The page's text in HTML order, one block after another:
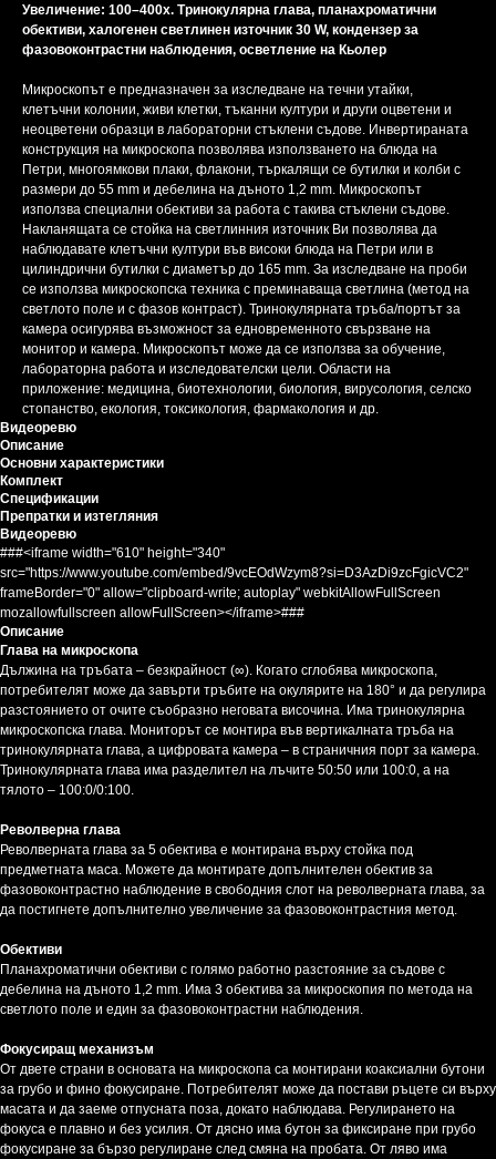
Увеличение: 100–400x. Тринокулярна глава, планахроматични
обективи, халогенен светлинен източник 30 W, кондензер за
фазовоконтрастни наблюдения, осветление на Кьолер
Микроскопът е предназначен за изследване на течни утайки,
клетъчни колонии, живи клетки, тъканни култури и други оцветени и
неоцветени образци в лабораторни стъклени съдове. Инвертираната
конструкция на микроскопа позволява използването на блюда на
Петри, многоямкови плаки, флакони, търкалящи се бутилки и колби с
размери до 55 mm и дебелина на дъното 1,2 mm. Микроскопът
използва специални обективи за работа с такива стъклени съдове.
Накланящата се стойка на светлинния източник Ви позволява да
наблюдавате клетъчни култури във високи блюда на Петри или в
цилиндрични бутилки с диаметър до 165 mm. За изследване на проби
се използва микроскопска техника с преминаваща светлина (метод на
светлото поле и с фазов контраст). Тринокулярната тръба/портът за
камера осигурява възможност за едновременното свързване на
монитор и камера. Микроскопът може да се използва за обучение,
лабораторна работа и изследователски цели. Области на
приложение: медицина, биотехнологии, биология, вирусология, селско
стопанство, екология, токсикология, фармакология и др.
Видеоревю
Описание
Основни характеристики
Комплект
Спецификации
Препратки и изтегляния
Видеоревю
###<iframe width="610" height="340"
src="https://www.youtube.com/embed/9vcEOdWzym8?si=D3AzDi9zcFgicVC2"
frameBorder="0" allow="clipboard-write; autoplay" webkitAllowFullScreen
mozallowfullscreen allowFullScreen></iframe>###
Описание
Глава на микроскопа
Дължина на тръбата – безкрайност (∞). Когато сглобява микроскопа,
потребителят може да завърти тръбите на окулярите на 180° и да регулира
разстоянието от очите съобразно неговата височина. Има тринокулярна
микроскопска глава. Мониторът се монтира във вертикалната тръба на
тринокулярната глава, а цифровата камера – в страничния порт за камера.
Тринокулярната глава има разделител на лъчите 50:50 или 100:0, а на
тялото – 100:0/0:100.
Револверна глава
Револверната глава за 5 обектива е монтирана върху стойка под
предметната маса. Можете да монтирате допълнителен обектив за
фазовоконтрастно наблюдение в свободния слот на револверната глава, за
да постигнете допълнително увеличение за фазовоконтрастния метод.
Обективи
Планахроматични обективи с голямо работно разстояние за съдове с
дебелина на дъното 1,2 mm. Има 3 обектива за микроскопия по метода на
светлото поле и един за фазовоконтрастни наблюдения.
Фокусиращ механизъм
От двете страни в основата на микроскопа са монтирани коаксиални бутони
за грубо и фино фокусиране. Потребителят може да постави ръцете си върху
масата и да заеме отпусната поза, докато наблюдава. Регулирането на
фокуса е плавно и без усилия. От дясно има бутон за фиксиране при грубо
фокусиране за бързо регулиране след смяна на пробата. От ляво има